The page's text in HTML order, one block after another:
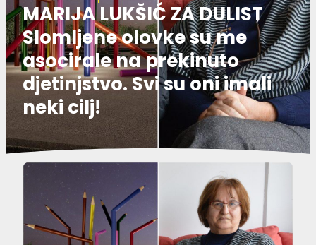
MARIJA LUKŠIĆ ZA DULIST
Slomljene olovke su me
asocirale na prekinuto
djetinjstvo. Svi su oni imali
neki cilj!